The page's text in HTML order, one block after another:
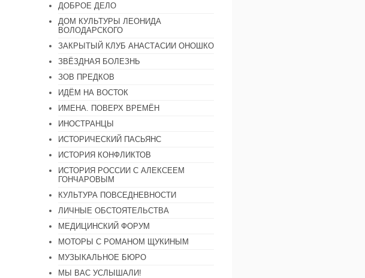
ДОБРОЕ ДЕЛО
ДОМ КУЛЬТУРЫ ЛЕОНИДА
ВОЛОДАРСКОГО
ЗАКРЫТЫЙ КЛУБ АНАСТАСИИ ОНОШКО
ЗВЁЗДНАЯ БОЛЕЗНЬ
ЗОВ ПРЕДКОВ
ИДЁМ НА ВОСТОК
ИМЕНА. ПОВЕРХ ВРЕМЁН
ИНОСТРАНЦЫ
ИСТОРИЧЕСКИЙ ПАСЬЯНС
ИСТОРИЯ КОНФЛИКТОВ
ИСТОРИЯ РОССИИ С АЛЕКСЕЕМ
ГОНЧАРОВЫМ
КУЛЬТУРА ПОВСЕДНЕВНОСТИ
ЛИЧНЫЕ ОБСТОЯТЕЛЬСТВА
МЕДИЦИНСКИЙ ФОРУМ
МОТОРЫ С РОМАНОМ ЩУКИНЫМ
МУЗЫКАЛЬНОЕ БЮРО
МЫ ВАС УСЛЫШАЛИ!